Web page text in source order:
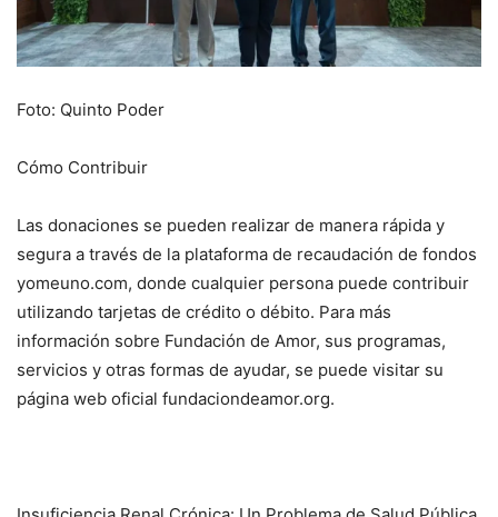
Foto: Quinto Poder
Cómo Contribuir
Las donaciones se pueden realizar de manera rápida y
segura a través de la plataforma de recaudación de fondos
yomeuno.com, donde cualquier persona puede contribuir
utilizando tarjetas de crédito o débito. Para más
información sobre Fundación de Amor, sus programas,
servicios y otras formas de ayudar, se puede visitar su
página web oficial fundaciondeamor.org.